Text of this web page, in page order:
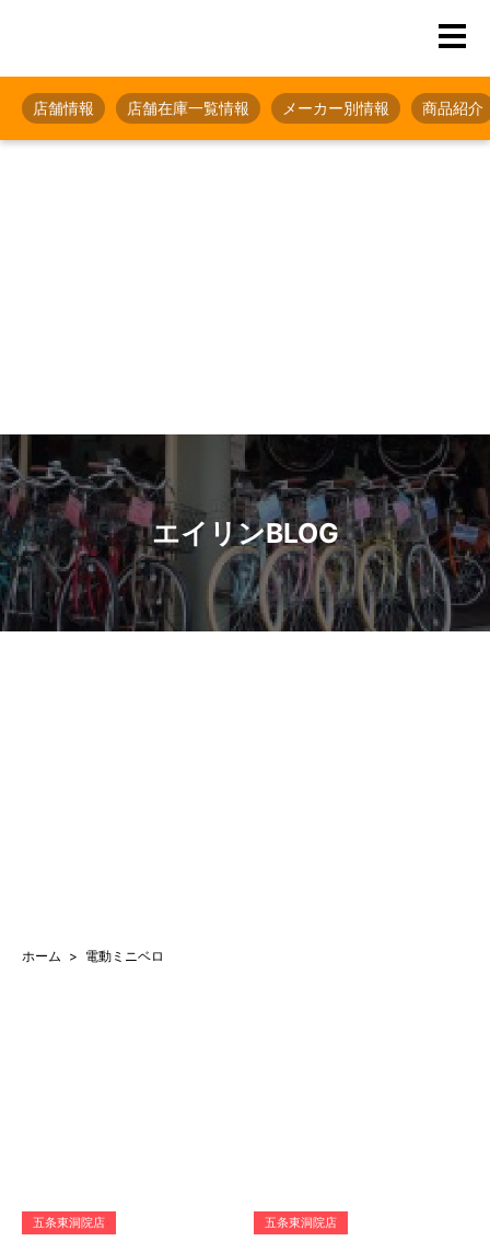
店舗情報 店舗在庫一覧情報 メーカー別情報 商品紹介
エイリンBLOG
ホーム 電動ミニベロ
五条東洞院店 五条東洞院店